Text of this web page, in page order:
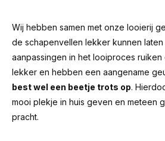
Wij hebben samen met onze looierij
de schapenvellen lekker kunnen
aanpassingen in het looiproces
lekker en hebben een aangename
best wel een beetje trots op.
mooi plekje in huis geven en meteen
pracht.